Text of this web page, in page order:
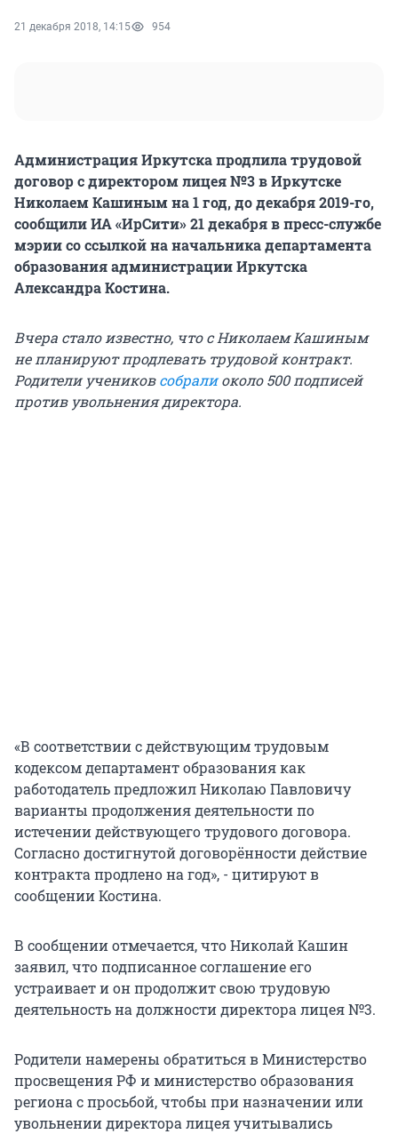
21 декабря 2018, 14:15 954
Администрация Иркутска продлила трудовой
договор с директором лицея №3 в Иркутске
Николаем Кашиным на 1 год, до декабря 2019-го,
сообщили ИА «ИрСити» 21 декабря в пресс-службе
мэрии со ссылкой на начальника департамента
образования администрации Иркутска
Александра Костина.
Вчера стало известно, что с Николаем Кашиным
не планируют продлевать трудовой контракт.
Родители учениковсобралиоколо 500 подписей
против увольнения директора.
«В соответствии с действующим трудовым
кодексом департамент образования как
работодатель предложил Николаю Павловичу
варианты продолжения деятельности по
истечении действующего трудового договора.
Согласно достигнутой договорённости действие
контракта продлено на год», - цитируют в
сообщении Костина.
В сообщении отмечается, что Николай Кашин
заявил, что подписанное соглашение его
устраивает и он продолжит свою трудовую
деятельность на должности директора лицея №3.
Родители намерены обратиться в Министерство
просвещения РФ и министерство образования
региона с просьбой, чтобы при назначении или
увольнении директора лицея учитывались